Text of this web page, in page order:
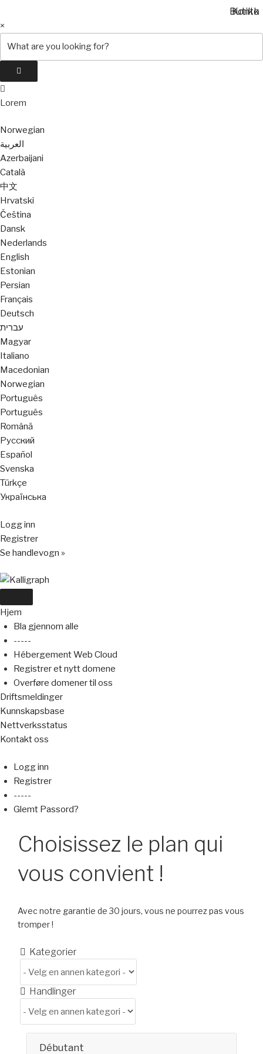
Search
×
Lorem
Norwegian
العربية
Azerbaijani
Català
中文
Hrvatski
Čeština
Dansk
Nederlands
English
Estonian
Persian
Français
Deutsch
עברית
Magyar
Italiano
Macedonian
Norwegian
Português
Português
Română
Русский
Español
Svenska
Türkçe
Українська
Logg inn
Registrer
Se handlevogn »
navigasjon
Hjem
Butikk
Bla gjennom alle
-----
Hébergement Web Cloud
Registrer et nytt domene
Overføre domener til oss
Driftsmeldinger
Kunnskapsbase
Nettverksstatus
Kontakt oss
Konto
Logg inn
Registrer
-----
Glemt Passord?
Choisissez le plan qui
vous convient !
Avec notre garantie de 30 jours, vous ne pourrez pas vous
tromper !
Kategorier
Handlinger
Débutant